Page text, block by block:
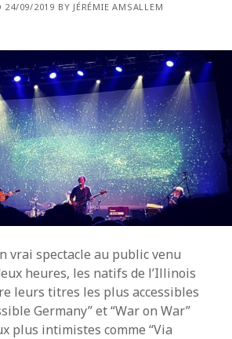
24/09/2019 BY JÉRÉMIE AMSALLEM
vrai spectacle au public venu
heures, les natifs de l’Illinois
leurs titres les plus accessibles
Germany” et “War on War”
plus intimistes comme “Via